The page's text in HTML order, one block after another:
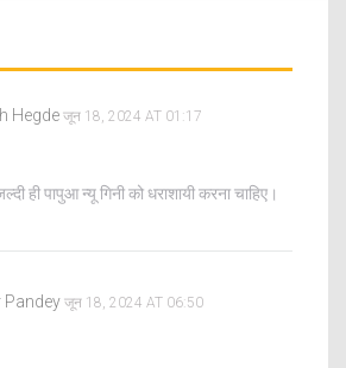
Hegde जून 18, 2024 AT 01:17
ही पापुआ न्यू गिनी को धराशायी करना चाहिए।
Pandey जून 18, 2024 AT 06:50